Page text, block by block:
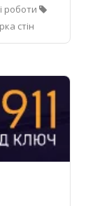
роботи
стін